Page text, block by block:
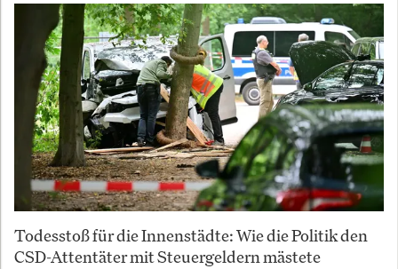
Todesstoß für die Innenstädte: Wie die Politik den
CSD-Attentäter mit Steuergeldern mästete